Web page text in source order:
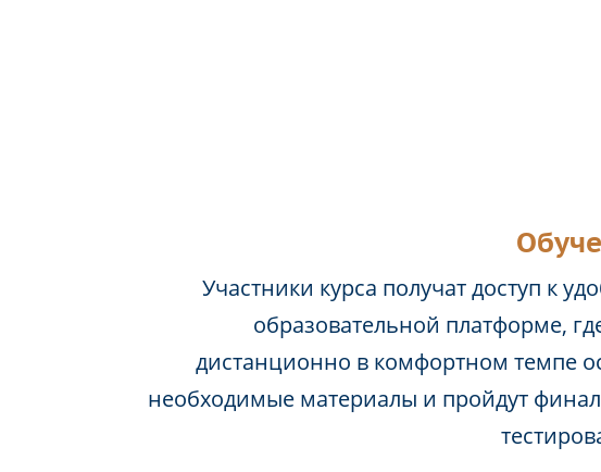
Участники курса получат доступ к
образовательной платформе,
дистанционно в комфортном темпе
необходимые материалы и пройдут